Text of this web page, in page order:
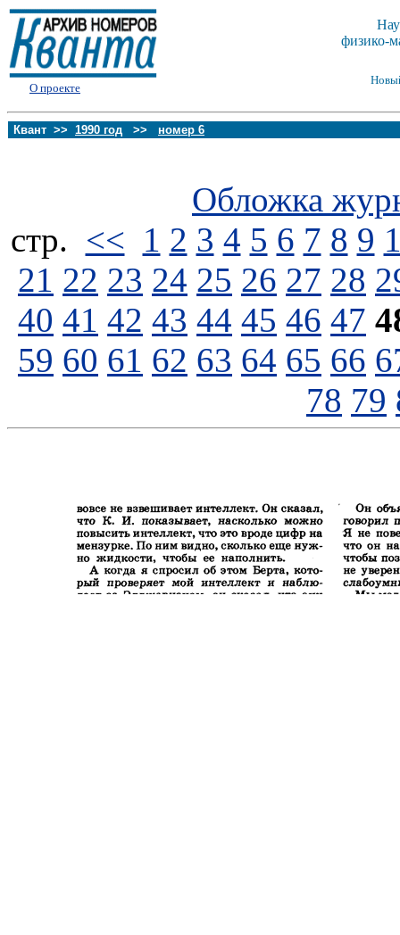
О проекте
физико-
Квант >> 1990 год >> номер 6
Обложка
стp. << 1 2 3 4 5 6 7 8 9
21 22 23 24 25 26 27 28
40 41 42 43 44 45 46 47
59 60 61 62 63 64 65 66
78 79